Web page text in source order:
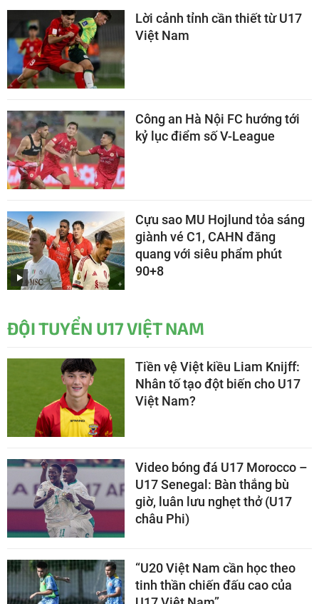
Lời cảnh tỉnh cần thiết từ U17
Việt Nam
Công an Hà Nội FC hướng tới
kỷ lục điểm số V-League
Cựu sao MU Hojlund tỏa sáng
giành vé C1, CAHN đăng
quang với siêu phẩm phút
90+8
ĐỘI TUYỂN U17 VIỆT NAM
Tiền vệ Việt kiều Liam Knijff:
Nhân tố tạo đột biến cho U17
Việt Nam?
Video bóng đá U17 Morocco –
U17 Senegal: Bàn thắng bù
giờ, luân lưu nghẹt thở (U17
châu Phi)
“U20 Việt Nam cần học theo
tinh thần chiến đấu cao của